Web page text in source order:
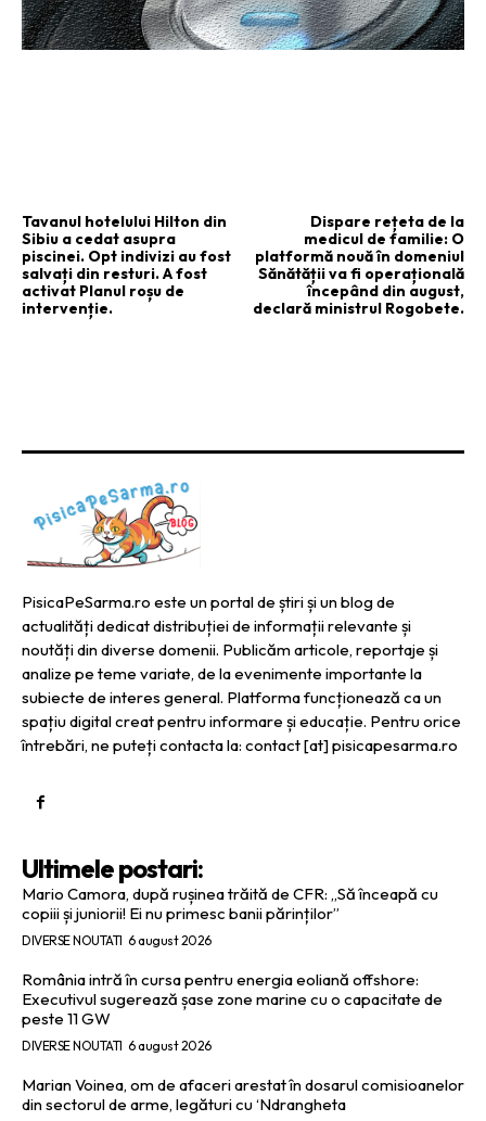
Tavanul hotelului Hilton din
Sibiu a cedat asupra
piscinei. Opt indivizi au fost
salvați din resturi. A fost
activat Planul roșu de
intervenție.
Dispare rețeta de la
medicul de familie: O
platformă nouă în domeniul
Sănătății va fi operațională
începând din august,
declară ministrul Rogobete.
PisicaPeSarma.ro este un portal de știri și un blog de
actualități dedicat distribuției de informații relevante și
noutăți din diverse domenii. Publicăm articole, reportaje și
analize pe teme variate, de la evenimente importante la
subiecte de interes general. Platforma funcționează ca un
spațiu digital creat pentru informare și educație. Pentru orice
întrebări, ne puteți contacta la: contact [at] pisicapesarma.ro
Ultimele postari:
Mario Camora, după rușinea trăită de CFR: „Să înceapă cu
copiii și juniorii! Ei nu primesc banii părinților”
DIVERSE NOUTATI 6 august 2026
România intră în cursa pentru energia eoliană offshore:
Executivul sugerează șase zone marine cu o capacitate de
peste 11 GW
DIVERSE NOUTATI 6 august 2026
Marian Voinea, om de afaceri arestat în dosarul comisioanelor
din sectorul de arme, legături cu ‘Ndrangheta